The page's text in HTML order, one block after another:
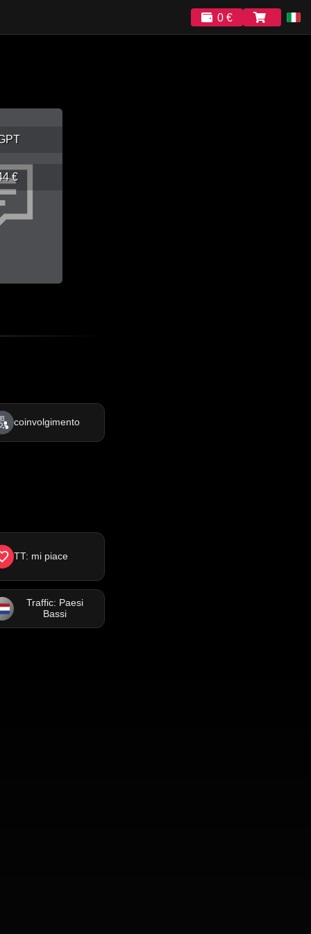
0 €
€
coinvolgimento
TT: mi piace
Traffic: Paesi
Bassi